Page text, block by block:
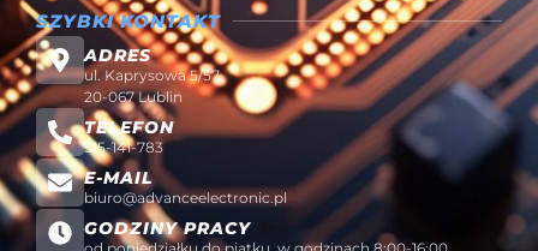
SZYBKI KONTAKT
ADRES
ul. Kaprysowa 5/57
20-067 Lublin
TELEFON
515-141-783
E-MAIL
biuro@advanceelectronic.pl
GODZINY PRACY